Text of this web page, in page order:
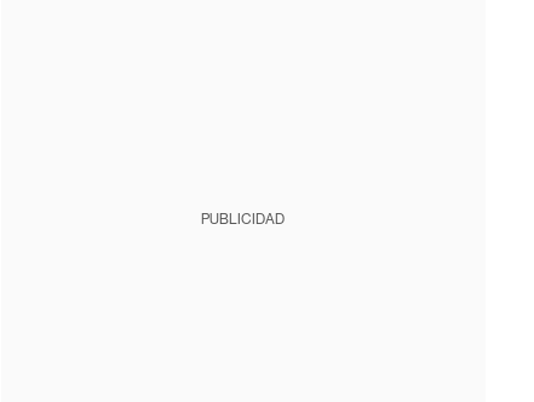
PUBLICIDAD